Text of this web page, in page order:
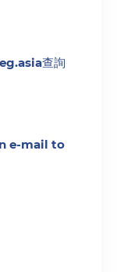
查詢
e-mail to